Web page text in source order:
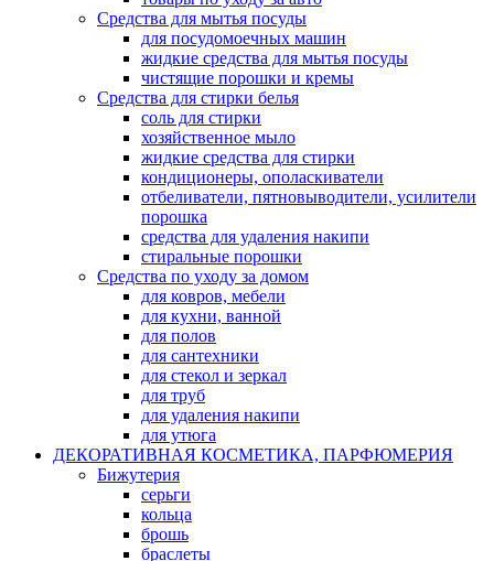
Средства для мытья посуды
для посудомоечных машин
жидкие средства для мытья посуды
чистящие порошки и кремы
Средства для стирки белья
соль для стирки
хозяйственное мыло
жидкие средства для стирки
кондиционеры, ополаскиватели
отбеливатели, пятновыводители, усилители
порошка
средства для удаления накипи
стиральные порошки
Средства по уходу за домом
для ковров, мебели
для кухни, ванной
для полов
для сантехники
для стекол и зеркал
для труб
для удаления накипи
для утюга
ДЕКОРАТИВНАЯ КОСМЕТИКА, ПАРФЮМЕРИЯ
Бижутерия
серьги
кольца
брошь
браслеты